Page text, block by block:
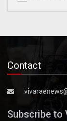
Contact
Subscribe to